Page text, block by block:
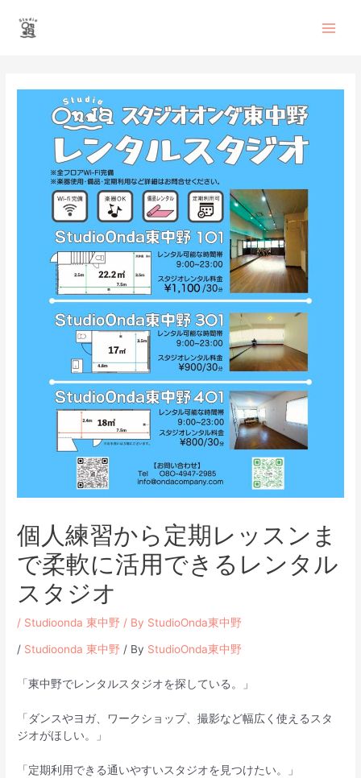
個人練習から定期レッスンま
で柔軟に活用できるレンタル
スタジオ
/ Studioonda 東中野 / By StudioOnda東中野
/ Studioonda 東中野 / By StudioOnda東中野
「東中野でレンタルスタジオを探している。」
「ダンスやヨガ、ワークショップ、撮影など幅広く使えるスタ
ジオがほしい。」
「定期利用できる通いやすいスタジオを見つけたい。」
ビ
ョ
ン